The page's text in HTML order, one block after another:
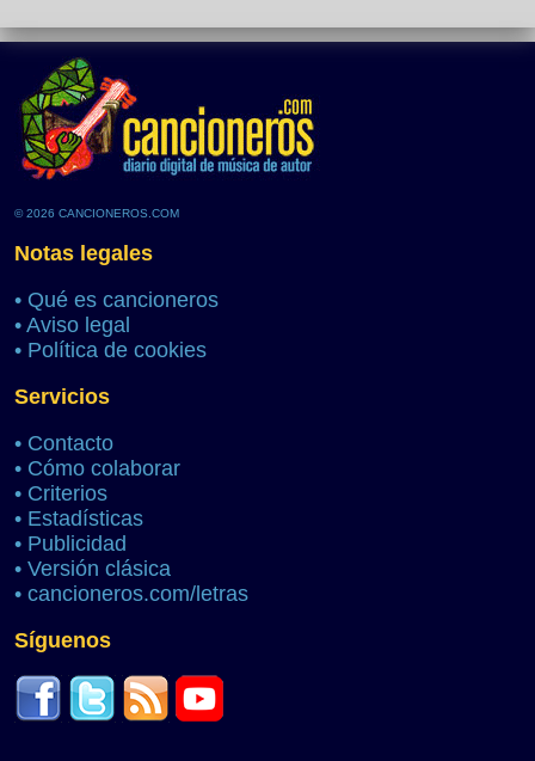
© 2026 CANCIONEROS.COM
Notas legales
• Qué es cancioneros
• Aviso legal
• Política de cookies
Servicios
• Contacto
• Cómo colaborar
• Criterios
• Estadísticas
• Publicidad
• Versión clásica
• cancioneros.com/letras
Síguenos